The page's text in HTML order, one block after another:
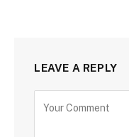
LEAVE A REPLY